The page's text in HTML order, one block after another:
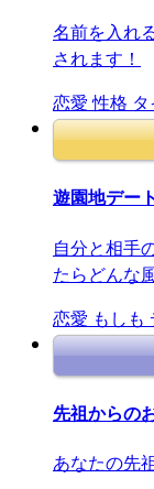
名前を入れ
されます！
恋愛 性格
遊園地デー
自分と相手
たらどんな
恋愛 もしも
先祖からの
あなたの先